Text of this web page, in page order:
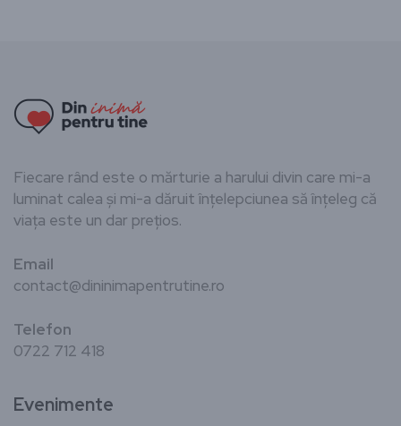
Fiecare rând este o mărturie a harului divin care mi-a
luminat calea și mi-a dăruit înțelepciunea să înțeleg că
viața este un dar prețios.
Email
contact@dininimapentrutine.ro
Telefon
0722 712 418
Evenimente